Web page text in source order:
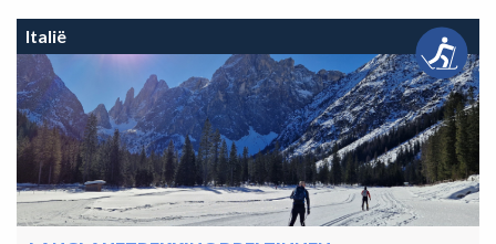
Italië